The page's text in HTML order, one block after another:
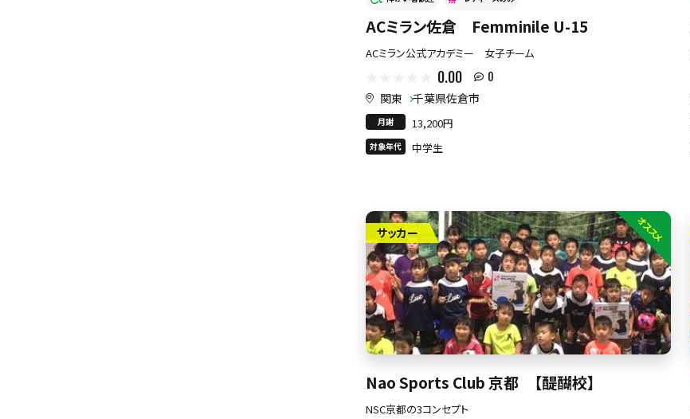
ACミラン佐倉 Femminile U-15
ACミラン公式アカデミー 女子チーム
0.00 0
関東 千葉県佐倉市
月謝 13,200円
対象年代 中学生
サッカー オススメ
Nao Sports Club 京都 【醍醐校】
NSC京都の3コンセプト